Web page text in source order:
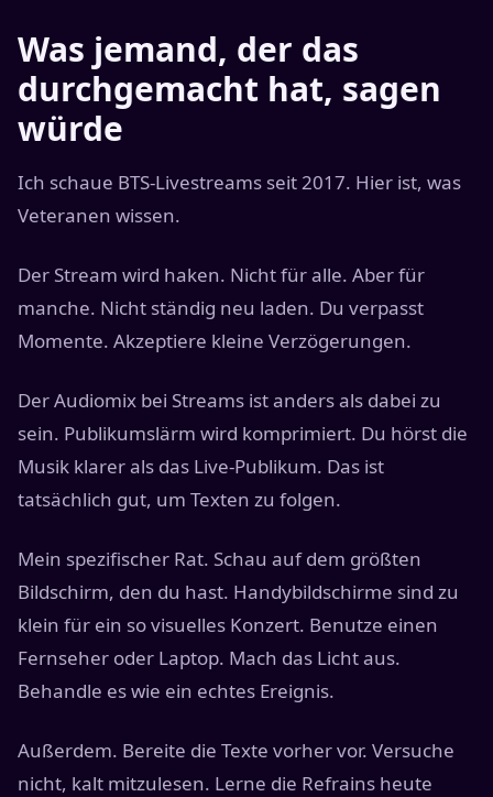
Was jemand, der das
durchgemacht hat, sagen
würde
Ich schaue BTS-Livestreams seit 2017. Hier ist, was
Veteranen wissen.
Der Stream wird haken. Nicht für alle. Aber für
manche. Nicht ständig neu laden. Du verpasst
Momente. Akzeptiere kleine Verzögerungen.
Der Audiomix bei Streams ist anders als dabei zu
sein. Publikumslärm wird komprimiert. Du hörst die
Musik klarer als das Live-Publikum. Das ist
tatsächlich gut, um Texten zu folgen.
Mein spezifischer Rat. Schau auf dem größten
Bildschirm, den du hast. Handybildschirme sind zu
klein für ein so visuelles Konzert. Benutze einen
Fernseher oder Laptop. Mach das Licht aus.
Behandle es wie ein echtes Ereignis.
Außerdem. Bereite die Texte vorher vor. Versuche
nicht, kalt mitzulesen. Lerne die Refrains heute